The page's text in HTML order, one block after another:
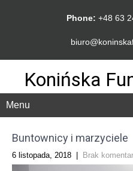
Phone: +48 63
Konińska
Menu
Buntownicy i marzyciele
6 listopada, 2018 Brak